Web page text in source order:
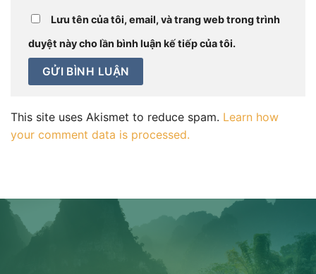
Lưu tên của tôi, email, và trang web trong trình
duyệt này cho lần bình luận kế tiếp của tôi.
This site uses Akismet to reduce spam. Learn how
your comment data is processed.